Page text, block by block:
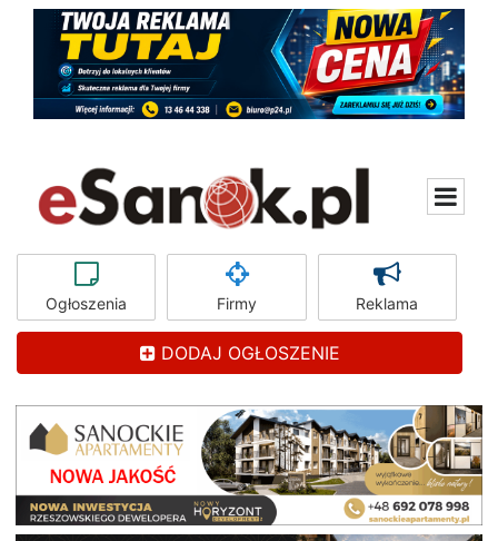
Ogłoszenia Firmy Reklama
DODAJ OGŁOSZENIE